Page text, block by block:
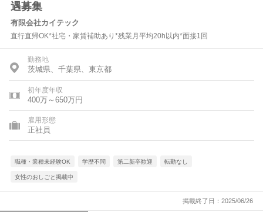
遇募集
有限会社カイテック
直行直帰OK*社宅・家賃補助あり*残業月平均20h以内*面接1回
勤務地
茨城県、千葉県、東京都
初年度年収
400万～650万円
雇用形態
正社員
職種・業種未経験OK 学歴不問 第二新卒歓迎 転勤なし
女性のおしごと掲載中
掲載終了日：2025/06/26